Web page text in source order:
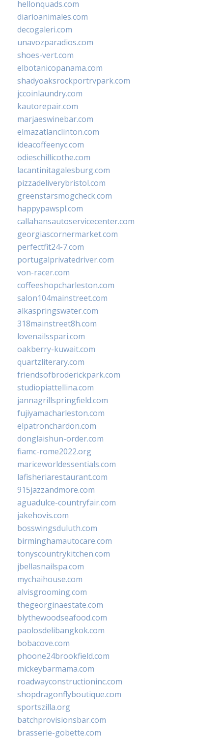
hellonquads.com
diarioanimales.com
decogaleri.com
unavozparadios.com
shoes-vert.com
elbotanicopanama.com
shadyoaksrockportrvpark.com
jccoinlaundry.com
kautorepair.com
marjaeswinebar.com
elmazatlanclinton.com
ideacoffeenyc.com
odieschillicothe.com
lacantinitagalesburg.com
pizzadeliverybristol.com
greenstarsmogcheck.com
happypawspl.com
callahansautoservicecenter.com
georgiascornermarket.com
perfectfit24-7.com
portugalprivatedriver.com
von-racer.com
coffeeshopcharleston.com
salon104mainstreet.com
alkaspringswater.com
318mainstreet8h.com
lovenailsspari.com
oakberry-kuwait.com
quartzliterary.com
friendsofbroderickpark.com
studiopiattellina.com
jannagrillspringfield.com
fujiyamacharleston.com
elpatronchardon.com
donglaishun-order.com
fiamc-rome2022.org
mariceworldessentials.com
lafisheriarestaurant.com
915jazzandmore.com
aguadulce-countryfair.com
jakehovis.com
bosswingsduluth.com
birminghamautocare.com
tonyscountrykitchen.com
jbellasnailspa.com
mychaihouse.com
alvisgrooming.com
thegeorginaestate.com
blythewoodseafood.com
paolosdelibangkok.com
bobacove.com
phoone24brookfield.com
mickeybarmama.com
roadwayconstructioninc.com
shopdragonflyboutique.com
sportszilla.org
batchprovisionsbar.com
brasserie-gobette.com